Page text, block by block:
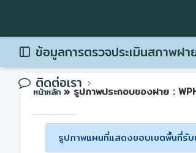
ข้อมูลการตรวจประเมินสภาพฝา
ติดต่อเรา
หน้าหลัก » รูปภาพประกอบของฝาย :
รูปภาพแผนที่แสดงขอบเขตพื้นที่รับ